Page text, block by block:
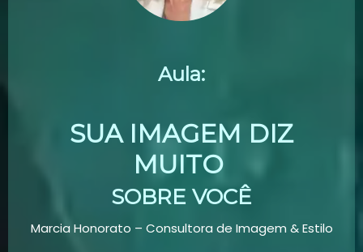
Aula:
SUA IMAGEM DIZ
MUITO
SOBRE VOCÊ
Marcia Honorato – Consultora de Imagem & Estilo